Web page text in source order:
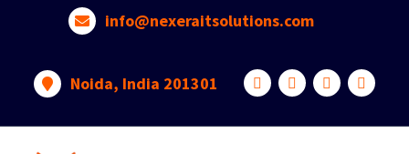
info@nexeraitsolutions.com
Noida, India 201301